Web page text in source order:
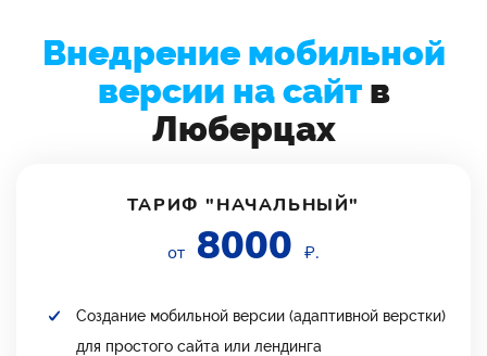
Внедрение мобильной
версии на сайтв
Люберцах
ТАРИФ "НАЧАЛЬНЫЙ"
от 8000 ₽.
Создание мобильной версии (адаптивной верстки)
для простого сайта или лендинга